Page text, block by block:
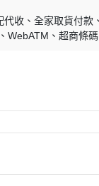
代收 全家取貨付款
WebATM 超商條碼